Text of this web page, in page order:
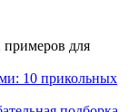
для
10 прикольных